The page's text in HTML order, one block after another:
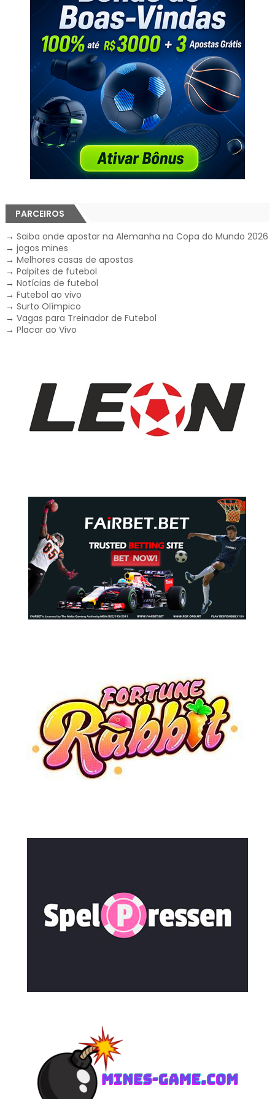
PARCEIROS
→ Saiba onde apostar na Alemanha na Copa do Mundo 2026
→ jogos mines
→ Melhores casas de apostas
→ Palpites de futebol
→ Notícias de futebol
→ Futebol ao vivo
→ Surto Olímpico
→ Vagas para Treinador de Futebol
→ Placar ao Vivo